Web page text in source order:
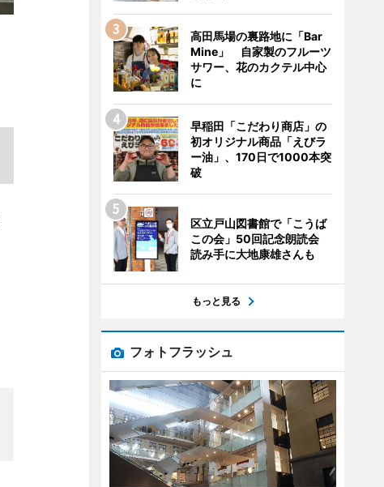
高田馬場の裏路地に「Bar
Mine」 自家製のフルーツ
サワー、花のカクテル中心
に
早稲田「こだわり商店」の
初オリジナル商品「えびラ
ー油」、170日で1000本突
破
区立戸山図書館で「こうば
この会」50回記念朗読会
読み手に大地康雄さんも
もっと見る
フォトフラッシュ